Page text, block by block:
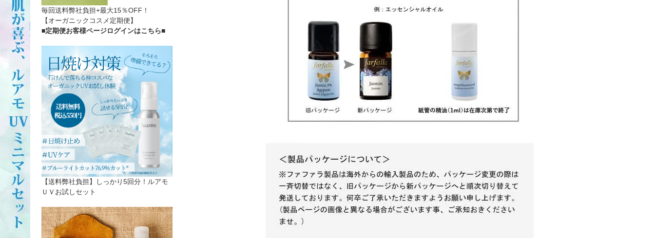
毎回送料弊社負担+最大15％OFF！
【オーガニックコスメ定期便】
■定期便お客様ページログインはこちら■
【送料弊社負担】しっかり5回分！ルアモ
ＵＶお試しセット